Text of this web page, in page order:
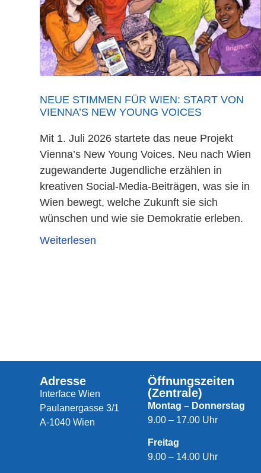
NEUE STIMMEN FÜR WIEN: START VON
VIENNA’S NEW YOUNG VOICES
Mit 1. Juli 2026 startete das neue Projekt
Vienna’s New Young Voices. Neu nach Wien
zugewanderte Jugendliche erzählen in
kreativen Social-Media-Beiträgen, was sie in
Wien bewegt, welche Zukunft sie sich
wünschen und wie sie Demokratie erleben.
Weiterlesen
Adresse
Interface Wien
Paulanergasse 3/1
A-1040 Wien
Öffnungszeiten
(Zentrale)
Montag – Donnerstag
9.00 – 17.00 Uhr
Freitag
9.00 – 14.00 Uhr